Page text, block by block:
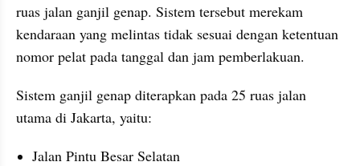
ruas jalan ganjil genap. Sistem tersebut merekam
kendaraan yang melintas tidak sesuai dengan ketentuan
nomor pelat pada tanggal dan jam pemberlakuan.
Sistem ganjil genap diterapkan pada 25 ruas jalan
utama di Jakarta, yaitu:
Jalan Pintu Besar Selatan